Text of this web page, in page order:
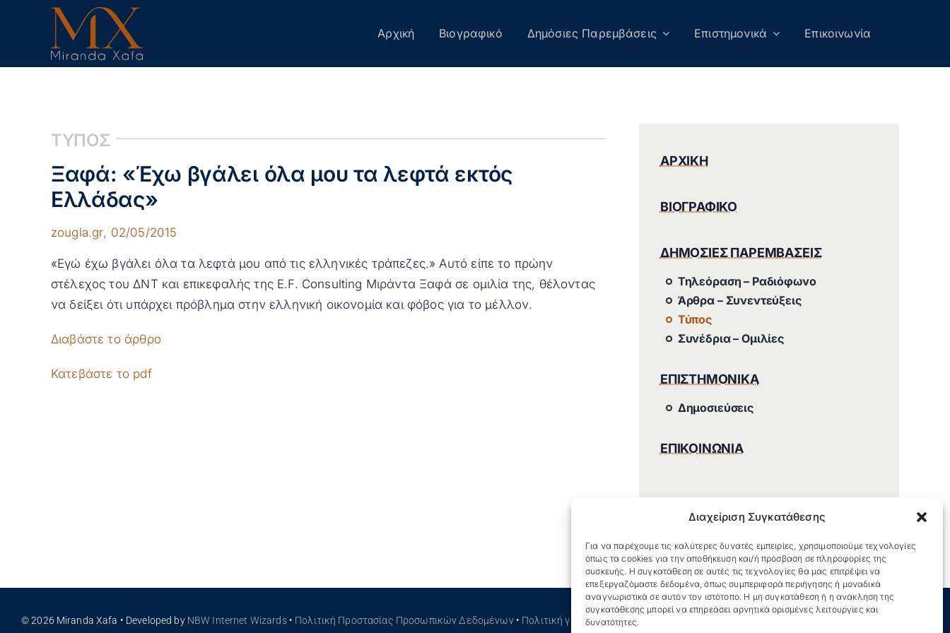
Διαχείριση Συγκατάθεσης
Για να παρέχουμε τις καλύτερες δυνατές εμπειρίες, χρησιμοποιούμε τεχνολογίες
όπως τα cookies για την αποθήκευση και/ή πρόσβαση σε πληροφορίες της
συσκευής. Η συγκατάθεση σε αυτές τις τεχνολογίες θα μας επιτρέψει να
επεξεργαζόμαστε δεδομένα, όπως συμπεριφορά περιήγησης ή μοναδικά
αναγνωριστικά σε αυτόν τον ιστότοπο. Η μη συγκατάθεση ή η ανάκληση της
συγκατάθεσης μπορεί να επηρεάσει αρνητικά ορισμένες λειτουργίες και
δυνατότητες.
Αρχική Βιογραφικό Δημόσιες Παρεμβάσεις Επιστημονικά Επικοινωνία
ΤΥΠΟΣ
Ξαφά: «Έχω βγάλει όλα μου τα λεφτά εκτός
Ελλάδας»
zougla.gr, 02/05/2015
«Εγώ έχω βγάλει όλα τα λεφτά μου από τις ελληνικές τράπεζες.» Αυτό είπε το πρώην
στέλεχος του ΔΝΤ και επικεφαλής της E.F. Consulting Μιράντα Ξαφά σε ομιλία της, θέλοντας
να δείξει ότι υπάρχει πρόβλημα στην ελληνική οικονομία και φόβος για το μέλλον.
Διαβάστε το άρθρο
Κατεβάστε το pdf
ΑΡΧΙΚΗ
ΒΙΟΓΡΑΦΙΚΟ
ΔΗΜΟΣΙΕΣ ΠΑΡΕΜΒΑΣΕΙΣ
Τηλεόραση – Ραδιόφωνο
Άρθρα – Συνεντεύξεις
Τύπος
Συνέδρια – Ομιλίες
ΕΠΙΣΤΗΜΟΝΙΚΑ
Δημοσιεύσεις
ΕΠΙΚΟΙΝΩΝΙΑ
© 2026 Miranda Xafa • Developed by NBW Internet Wizards• Πολιτική Προστασίας Προσωπικών Δεδομένων• Πολιτική για τα Cookies